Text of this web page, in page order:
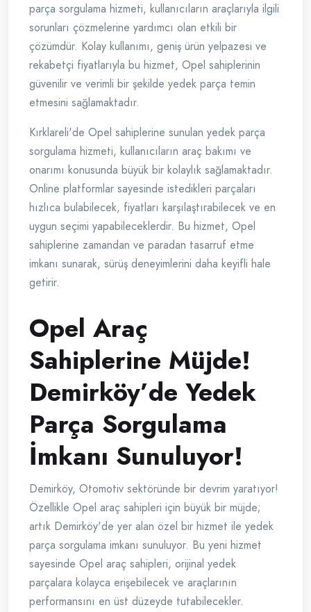
parça sorgulama hizmeti, kullanıcıların araçlarıyla ilgili
sorunları çözmelerine yardımcı olan etkili bir
çözümdür. Kolay kullanımı, geniş ürün yelpazesi ve
rekabetçi fiyatlarıyla bu hizmet, Opel sahiplerinin
güvenilir ve verimli bir şekilde yedek parça temin
etmesini sağlamaktadır.
Kırklareli'de Opel sahiplerine sunulan yedek parça
sorgulama hizmeti, kullanıcıların araç bakımı ve
onarımı konusunda büyük bir kolaylık sağlamaktadır.
Online platformlar sayesinde istedikleri parçaları
hızlıca bulabilecek, fiyatları karşılaştırabilecek ve en
uygun seçimi yapabileceklerdir. Bu hizmet, Opel
sahiplerine zamandan ve paradan tasarruf etme
imkanı sunarak, sürüş deneyimlerini daha keyifli hale
getirir.
Opel Araç
Sahiplerine Müjde!
Demirköy’de Yedek
Parça Sorgulama
İmkanı Sunuluyor!
Demirköy, Otomotiv sektöründe bir devrim yaratıyor!
Özellikle Opel araç sahipleri için büyük bir müjde;
artık Demirköy'de yer alan özel bir hizmet ile yedek
parça sorgulama imkanı sunuluyor. Bu yeni hizmet
sayesinde Opel araç sahipleri, orijinal yedek
parçalara kolayca erişebilecek ve araçlarının
performansını en üst düzeyde tutabilecekler.